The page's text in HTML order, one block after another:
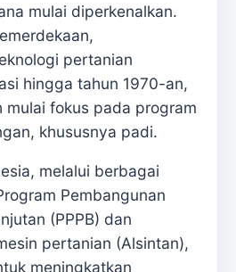
mulai diperkenalkan.
pertanian
hingga tahun 1970-an,
mulai fokus pada program
khususnya padi.
melalui berbagai
Pembangunan
(PPPB) dan
pertanian (Alsintan),
meningkatkan